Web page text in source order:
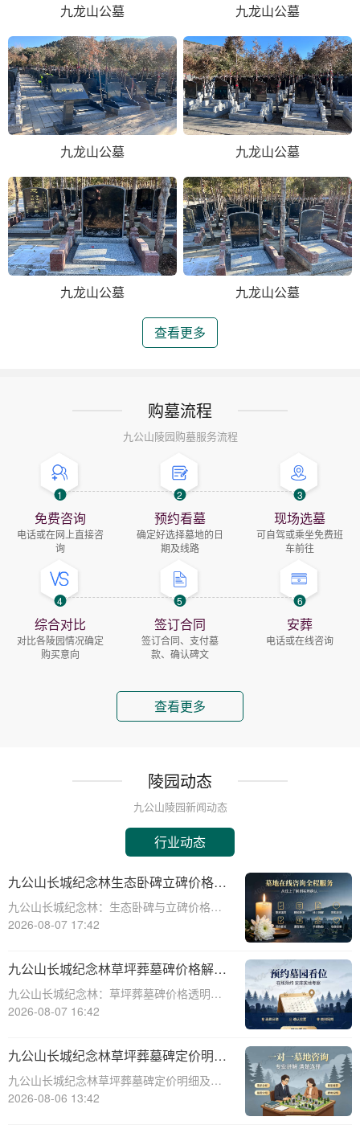
九龙山公墓 九龙山公墓
九龙山公墓 九龙山公墓
九龙山公墓 九龙山公墓
查看更多
购墓流程
九公山陵园购墓服务流程
1
免费咨询
电话或在网上直接咨
询
2
预约看墓
确定好选择墓地的日
期及线路
3
现场选墓
可自驾或乘坐免费班
车前往
4
综合对比
对比各陵园情况确定
购买意向
5
签订合同
签订合同、支付墓
款、确认碑文
6
安葬
电话或在线咨询
查看更多
陵园动态
九公山陵园新闻动态
行业动态
九公山长城纪念林生态卧碑立碑价格表
详解及活动期赠安葬配套福利解析
九公山长城纪念林：生态卧碑与立碑价格及
活动期赠送配套服务全解析☎ 九公山陵园电
地，九公山长城纪念林凭借其得天独厚的地
理位置和优越的自然环境，成为众
2026-08-07 17:42
九公山长城纪念林草坪葬墓碑价格解析
及赠予绿植养护服务详解
九公山长城纪念林：草坪葬墓碑价格透明，
赠送绿植养护服务☎ 九公山陵园电话:400-
纪念林地之一，致力于为逝者提供环保、庄
重的安葬选择。草坪葬墓碑作为一种
2026-08-07 16:42
九公山长城纪念林草坪葬墓碑定价明细
活动赠绿植养护服务详解
九公山长城纪念林草坪葬墓碑定价明细及活
动赠绿植养护服务详解☎ 九公山陵园电
2026-08-06 13:42